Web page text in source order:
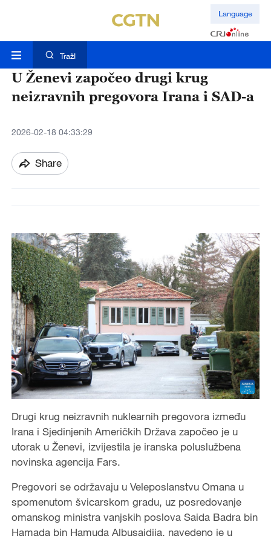
Language
TražI
U Ženevi započeo drugi krug
neizravnih pregovora Irana i SAD-a
2026-02-18 04:33:29
Share
Drugi krug neizravnih nuklearnih pregovora između
Irana i Sjedinjenih Američkih Država započeo je u
utorak u Ženevi, izvijestila je iranska poluslužbena
novinska agencija Fars.
Pregovori se održavaju u Veleposlanstvu Omana u
spomenutom švicarskom gradu, uz posredovanje
omanskog ministra vanjskih poslova Saida Badra bin
Hamada bin Hamuda Albusaidija, navedeno je u